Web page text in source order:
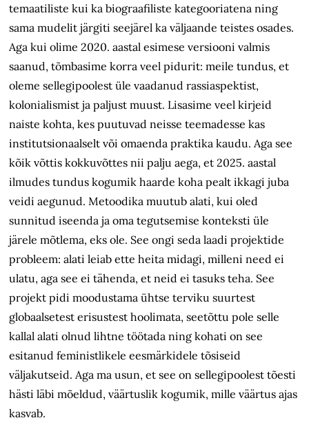
temaatiliste kui ka biograafiliste kategooriatena ning
sama mudelit järgiti seejärel ka väljaande teistes osades.
Aga kui olime 2020. aastal esimese versiooni valmis
saanud, tõmbasime korra veel pidurit: meile tundus, et
oleme sellegipoolest üle vaadanud rassiaspektist,
kolonialismist ja paljust muust. Lisasime veel kirjeid
naiste kohta, kes puutuvad neisse teemadesse kas
institutsionaalselt või omaenda praktika kaudu. Aga see
kõik võttis kokkuvõttes nii palju aega, et 2025. aastal
ilmudes tundus kogumik haarde koha pealt ikkagi juba
veidi aegunud. Metoodika muutub alati, kui oled
sunnitud iseenda ja oma tegutsemise konteksti üle
järele mõtlema, eks ole. See ongi seda laadi projektide
probleem: alati leiab ette heita midagi, milleni need ei
ulatu, aga see ei tähenda, et neid ei tasuks teha. See
projekt pidi moodustama ühtse terviku suurtest
globaalsetest erisustest hoolimata, seetõttu pole selle
kallal alati olnud lihtne töötada ning kohati on see
esitanud feministlikele eesmärkidele tõsiseid
väljakutseid. Aga ma usun, et see on sellegipoolest tõesti
hästi läbi mõeldud, väärtuslik kogumik, mille väärtus ajas
kasvab.